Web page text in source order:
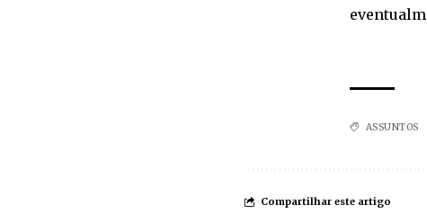
ASSUNTOS
Compartilhar este artigo